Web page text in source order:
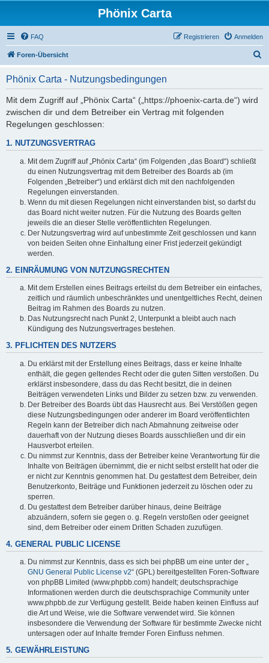
Phönix Carta
FAQ Anmelden
Registrieren
Foren-Übersicht
Phönix Carta - Nutzungsbedingungen
Mit dem Zugriff auf „Phönix Carta“ („https://phoenix-carta.de“) wird
zwischen dir und dem Betreiber ein Vertrag mit folgenden
Regelungen geschlossen:
1. NUTZUNGSVERTRAG
Mit dem Zugriff auf „Phönix Carta“ (im Folgenden „das Board“) schließt
du einen Nutzungsvertrag mit dem Betreiber des Boards ab (im
Folgenden „Betreiber“) und erklärst dich mit den nachfolgenden
Regelungen einverstanden.
Wenn du mit diesen Regelungen nicht einverstanden bist, so darfst du
das Board nicht weiter nutzen. Für die Nutzung des Boards gelten
jeweils die an dieser Stelle veröffentlichten Regelungen.
Der Nutzungsvertrag wird auf unbestimmte Zeit geschlossen und kann
von beiden Seiten ohne Einhaltung einer Frist jederzeit gekündigt
werden.
2. EINRÄUMUNG VON NUTZUNGSRECHTEN
Mit dem Erstellen eines Beitrags erteilst du dem Betreiber ein einfaches,
zeitlich und räumlich unbeschränktes und unentgeltliches Recht, deinen
Beitrag im Rahmen des Boards zu nutzen.
Das Nutzungsrecht nach Punkt 2, Unterpunkt a bleibt auch nach
Kündigung des Nutzungsvertrages bestehen.
3. PFLICHTEN DES NUTZERS
Du erklärst mit der Erstellung eines Beitrags, dass er keine Inhalte
enthält, die gegen geltendes Recht oder die guten Sitten verstoßen. Du
erklärst insbesondere, dass du das Recht besitzt, die in deinen
Beiträgen verwendeten Links und Bilder zu setzen bzw. zu verwenden.
Der Betreiber des Boards übt das Hausrecht aus. Bei Verstößen gegen
diese Nutzungsbedingungen oder anderer im Board veröffentlichten
Regeln kann der Betreiber dich nach Abmahnung zeitweise oder
dauerhaft von der Nutzung dieses Boards ausschließen und dir ein
Hausverbot erteilen.
Du nimmst zur Kenntnis, dass der Betreiber keine Verantwortung für die
Inhalte von Beiträgen übernimmt, die er nicht selbst erstellt hat oder die
er nicht zur Kenntnis genommen hat. Du gestattest dem Betreiber, dein
Benutzerkonto, Beiträge und Funktionen jederzeit zu löschen oder zu
sperren.
Du gestattest dem Betreiber darüber hinaus, deine Beiträge
abzuändern, sofern sie gegen o. g. Regeln verstoßen oder geeignet
sind, dem Betreiber oder einem Dritten Schaden zuzufügen.
4. GENERAL PUBLIC LICENSE
Du nimmst zur Kenntnis, dass es sich bei phpBB um eine unter der „
GNU General Public License v2“ (GPL) bereitgestellten Foren-Software
von phpBB Limited (www.phpbb.com) handelt; deutschsprachige
Informationen werden durch die deutschsprachige Community unter
www.phpbb.de zur Verfügung gestellt. Beide haben keinen Einfluss auf
die Art und Weise, wie die Software verwendet wird. Sie können
insbesondere die Verwendung der Software für bestimmte Zwecke nicht
untersagen oder auf Inhalte fremder Foren Einfluss nehmen.
5. GEWÄHRLEISTUNG